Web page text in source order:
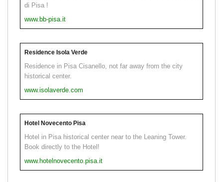
di Pisa !
www.bb-pisa.it
Residence Isola Verde
Residence in Pisa Cisanello, not far away from the city
historical center.
www.isolaverde.com
Hotel Novecento Pisa
Hotel in Pisa historical center near to the Leaning Tower.
Book directly to the Hotel!
www.hotelnovecento.pisa.it